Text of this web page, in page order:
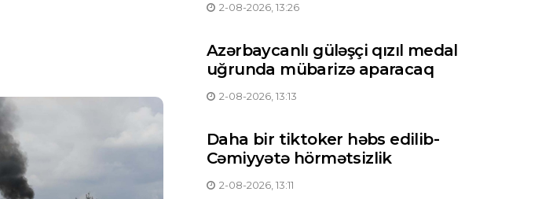
2-08-2026, 13:26
Azərbaycanlı güləşçi qızıl medal
uğrunda mübarizə aparacaq
2-08-2026, 13:13
Daha bir tiktoker həbs edilib-
Cəmiyyətə hörmətsizlik
2-08-2026, 13:11